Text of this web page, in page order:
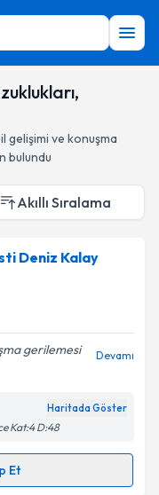
gelişimi ve konuşma
bulundu
Akıllı Sıralama
Deniz Kalay
gerilemesi
Devamı
Haritada Göster
Kat:4 D:48
Et